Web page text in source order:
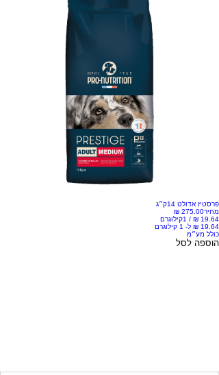
פרסטיז אדולט 14ק״ג
מחיר
/ 1קילוגרם
כולל מע״מ
הוספה לסל